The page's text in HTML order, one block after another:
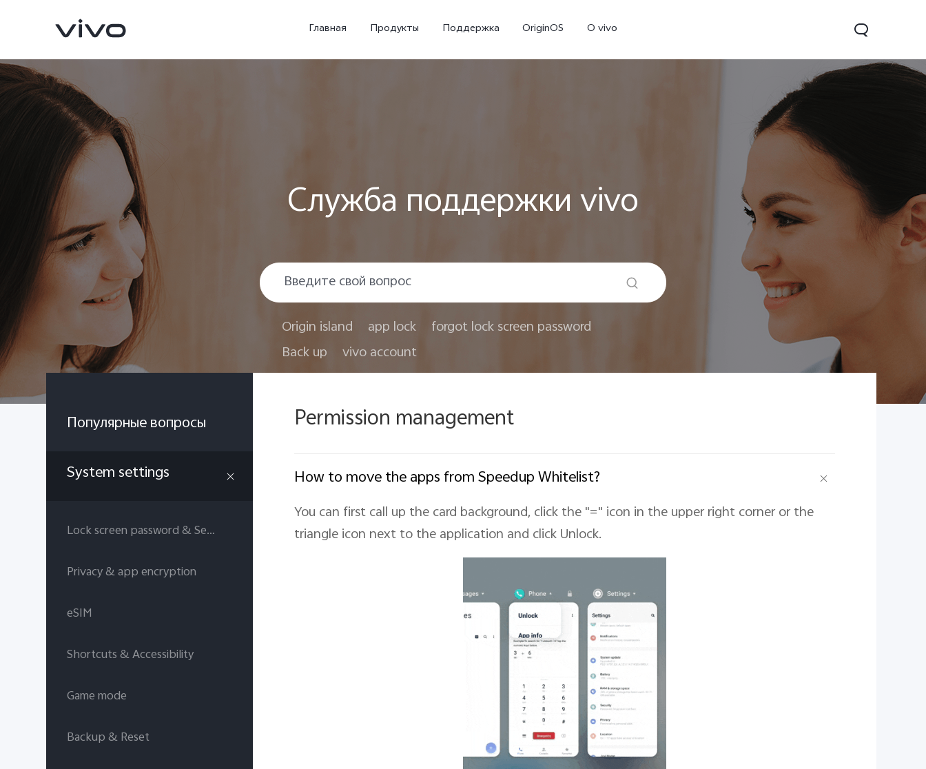
Главная Продукты Поддержка OriginOS O vivo
X300 Pro Y31d Новинка
Служба поддержки vivo
Origin island app lock
forgot lock screen password
Back up
vivo account
Популярные вопросы
System settings
Lock screen password & Security answers
Privacy & app encryption
eSIM
Shortcuts & Accessibility
Game mode
Backup & Reset
Permission management
How to move the apps from Speedup Whitelist?
You can first call up the card background, click the "=" icon in the upper right corner or the
triangle icon next to the application and click Unlock.